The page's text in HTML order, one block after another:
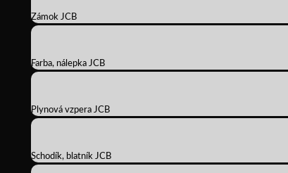
Zámok JCB
Farba, nálepka JCB
Plynová vzpera JCB
Schodík, blatník JCB